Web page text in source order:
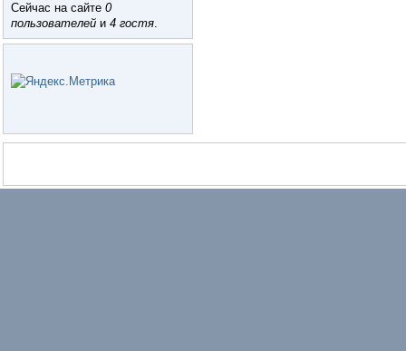
Сейчас на сайте 0
пользователей и 4 гостя.